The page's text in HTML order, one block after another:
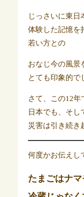
じっさいに東日
体験した記憶を
若い方との
おなじ今の風景
とても印象的で
さて、この12年
日本でも、そし
災害は引き続き
何度かお伝えし
たまごはナマ